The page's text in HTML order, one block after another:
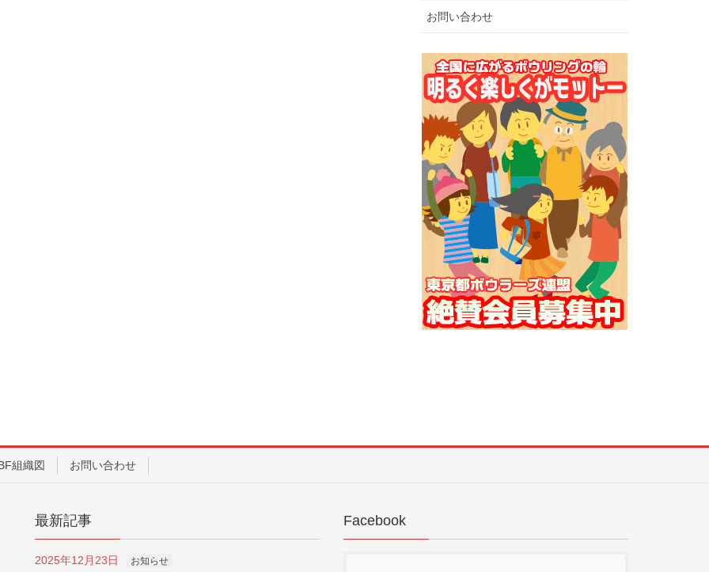
お問い合わせ
組織図 お問い合わせ
最新記事
2025年12月23日 お知らせ
Facebook